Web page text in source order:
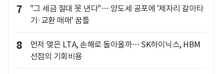
7
"그 세금 절대 못 낸다"… 양도세 공포에 '제자리 갈아타
기·교환 매매' 꿈틀
8
먼저 맺은 LTA, 손해로 돌아올까… SK하이닉스, HBM
선점의 기회비용